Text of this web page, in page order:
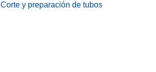
Corte y preparación de tubos